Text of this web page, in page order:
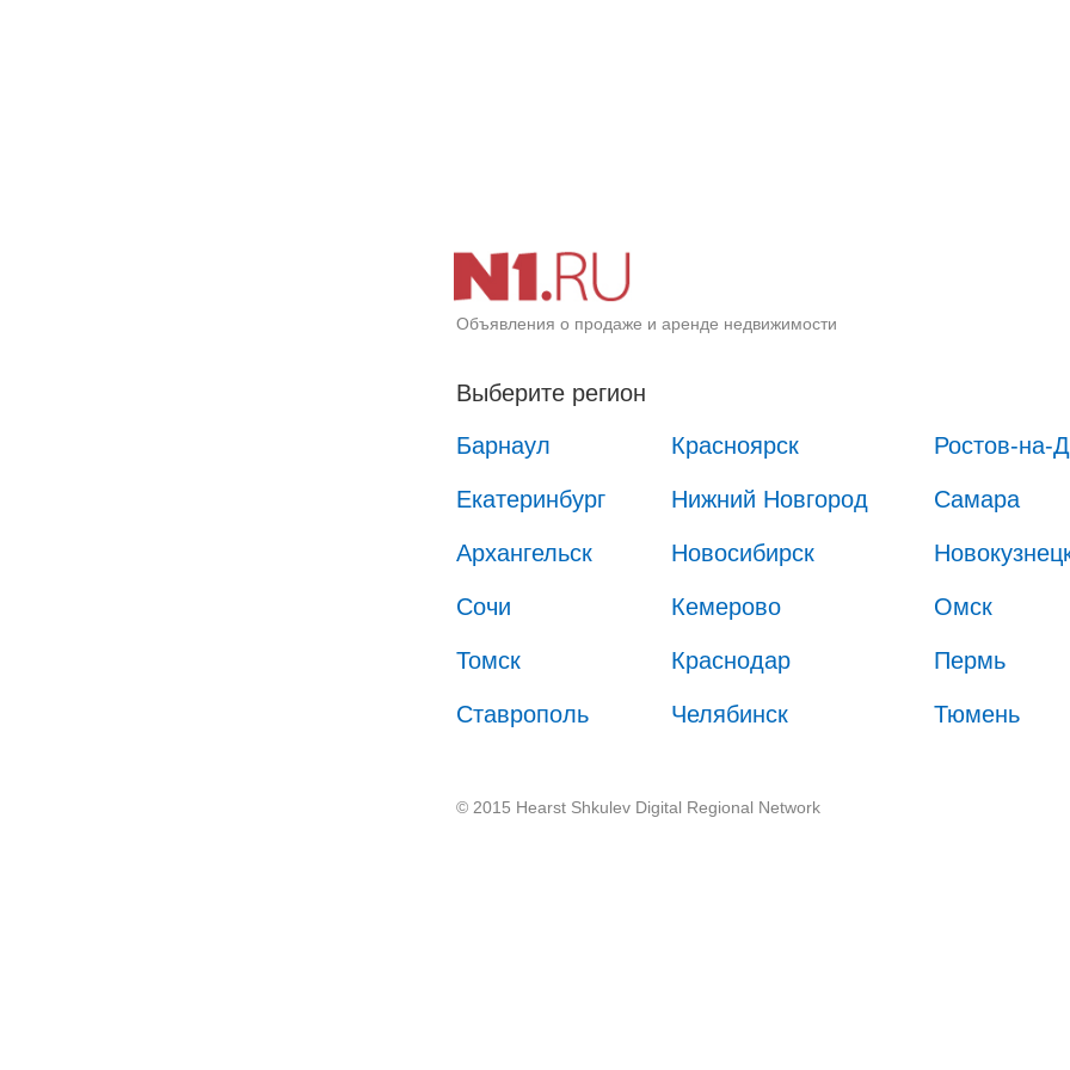
Объявления о продаже и аренде недвижимости
Выберите регион
Барнаул
Красноярск Ростов-на-
Екатеринбург Нижний Новгород Самара
Архангельск Новосибирск
Сочи Кемерово Омск
Томск Краснодар Пермь
Ставрополь Челябинск Тюмень
© 2015 Hearst Shkulev Digital Regional Network